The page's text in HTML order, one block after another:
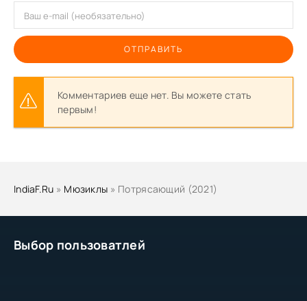
Выбор пользоватлей
ОТПРАВИТЬ
Комментариев еще нет. Вы можете стать
первым!
IndiaF.Ru » Мюзиклы » Потрясающий (2021)